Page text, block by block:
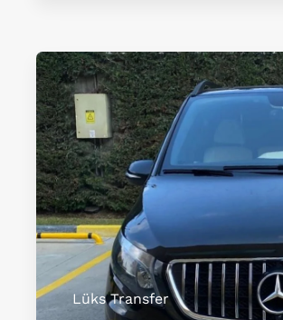
Lüks Transfer